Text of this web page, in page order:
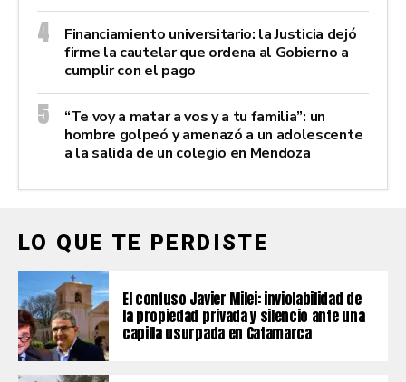
Financiamiento universitario: la Justicia dejó
firme la cautelar que ordena al Gobierno a
cumplir con el pago
“Te voy a matar a vos y a tu familia”: un
hombre golpeó y amenazó a un adolescente
a la salida de un colegio en Mendoza
LO QUE TE PERDISTE
El confuso Javier Milei: inviolabilidad de
la propiedad privada y silencio ante una
capilla usurpada en Catamarca